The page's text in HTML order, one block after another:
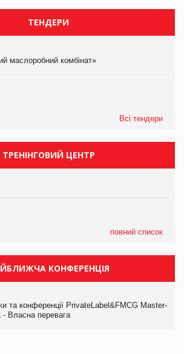
ТЕНДЕРИ
маслоробний комбінат»
Всі тендери
ТРЕНІНГОВИЙ ЦЕНТР
повний список
КОНФЕРЕНЦІЯ
та конференції PrivateLabel&FMCG Master-
Власна перевага